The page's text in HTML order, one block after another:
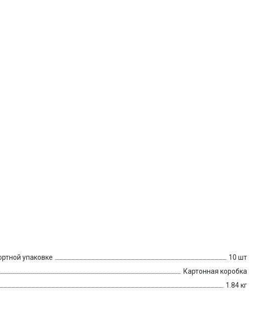
упаковке
10 шт
Картонная коробка
1.84 кг